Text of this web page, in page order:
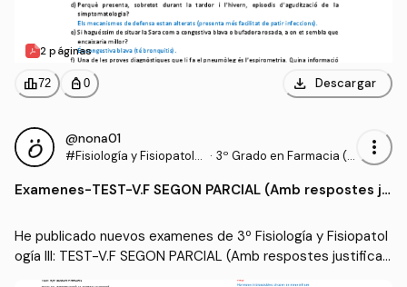
2 páginas
leaderboard72 personal_bag 0 download Descargar
@nona01
#Fisiología y Fisiopatolo · 3º Grado en Farmacia (U
more_vert
Examenes-TEST-V.F SEGON PARCIAL (Amb respostes ju
He publicado nuevos examenes de 3º Fisiología y Fisiopatol
ogía III: TEST-V.F SEGON PARCIAL (Amb respostes justificad
es).pdf